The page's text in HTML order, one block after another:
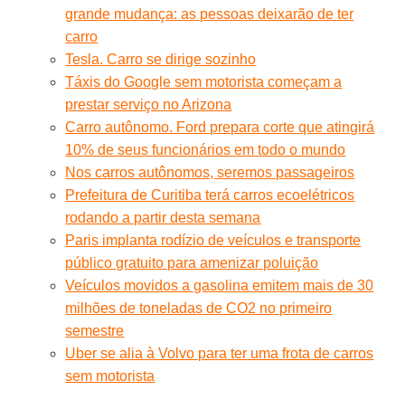
grande mudança: as pessoas deixarão de ter
carro
Tesla. Carro se dirige sozinho
Táxis do Google sem motorista começam a
prestar serviço no Arizona
Carro autônomo. Ford prepara corte que atingirá
10% de seus funcionários em todo o mundo
Nos carros autônomos, seremos passageiros
Prefeitura de Curitiba terá carros ecoelétricos
rodando a partir desta semana
Paris implanta rodízio de veículos e transporte
público gratuito para amenizar poluição
Veículos movidos a gasolina emitem mais de 30
milhões de toneladas de CO2 no primeiro
semestre
Uber se alia à Volvo para ter uma frota de carros
sem motorista